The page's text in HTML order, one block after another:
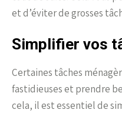
et d’éviter de grosses
Simplifier vos
Certaines tâches
fastidieuses et prendre
cela, il est essentiel de